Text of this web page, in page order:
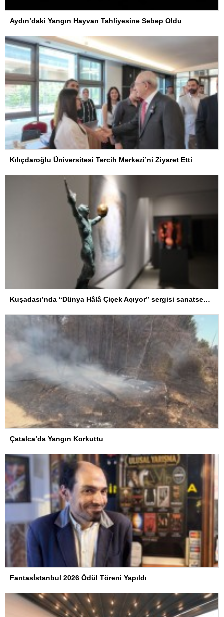
Aydın’daki Yangın Hayvan Tahliyesine Sebep Oldu
Kılıçdaroğlu Üniversitesi Tercih Merkezi’ni Ziyaret Etti
Kuşadası’nda “Dünya Hâlâ Çiçek Açıyor” sergisi sanatseverlerle buluşuyor
Çatalca’da Yangın Korkuttu
Fantasİstanbul 2026 Ödül Töreni Yapıldı